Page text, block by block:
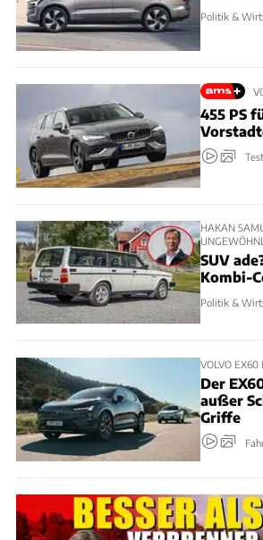
Politik &
455 PS
HAKAN
SUV
Kombi-
Politik &
VOLVO EX60
Der
außer
Griffe